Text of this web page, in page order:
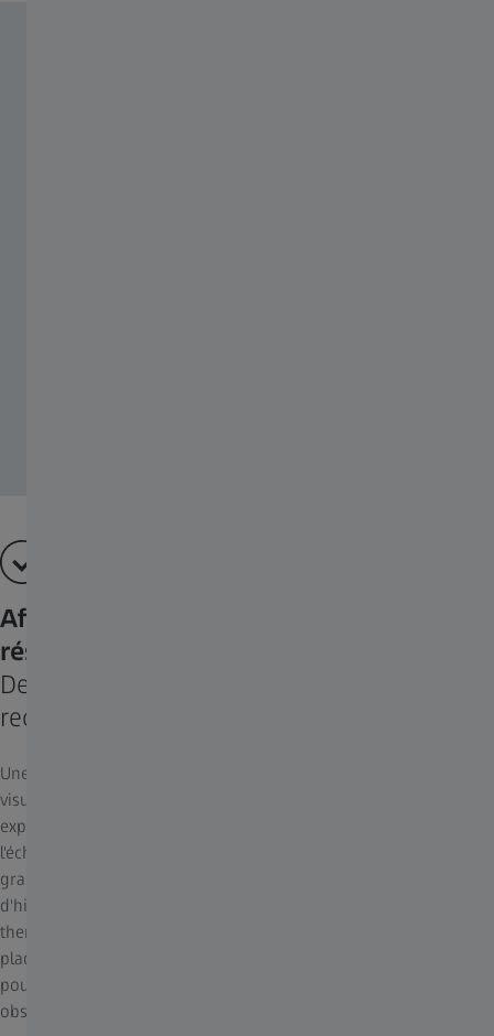
Affichage soigné et interactif des
résultats
Des résultats exploitables pour votre
recherche
Une fois l'analyse terminée, vous obtiendrez des superpositions
visuelles, un graphique configurable et des tableaux de données
exportables. Les statistiques sont fournies à la fois au niveau de
l'échantillon et au niveau des objets individuels. La fonction de
graphique permet de visualiser toute caractéristique sous forme
d'histogramme, de diagramme de dispersion ou de carte
thermique, une fonction des plus pratiques pour les écrans de
plaques de titrage. Toutes les données sont interconnectées, vous
pouvez donc explorer de manière interactive toutes les
observations expérimentales.